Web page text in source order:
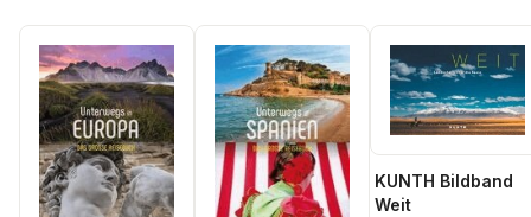
KUNTH Bildband
Weit